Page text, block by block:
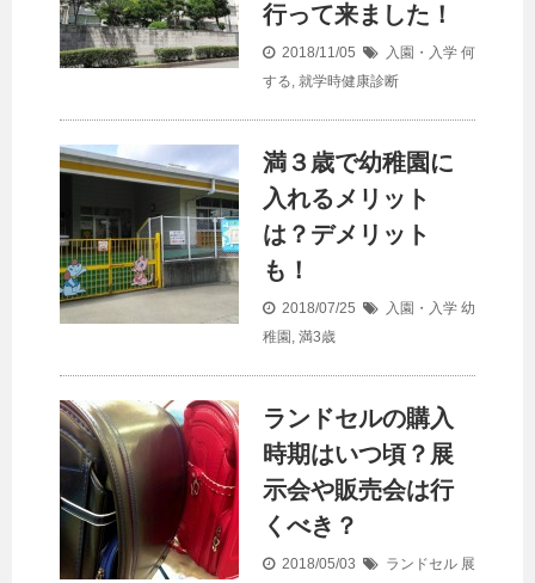
行って来ました！
2018/11/05 入園・入学 何
する, 就学時健康診断
満３歳で幼稚園に
入れるメリット
は？デメリット
も！
2018/07/25 入園・入学 幼
稚園 , 満3歳
ランドセルの購入
時期はいつ頃？展
示会や販売会は行
くべき？
2018/05/03 ランドセル 展